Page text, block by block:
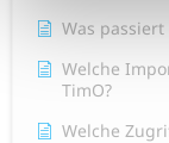
Was
Welche
TimO?
Welche